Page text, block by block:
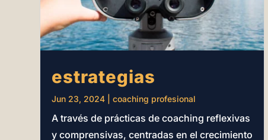
estrategias
Jun 23, 2024 |coaching profesional
A través de prácticas de coaching reflexivas
y comprensivas, centradas en el crecimiento